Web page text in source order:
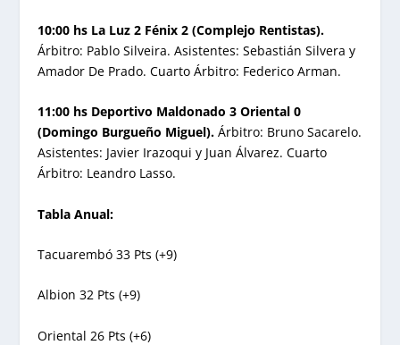
10:00 hs La Luz 2 Fénix 2 (Complejo Rentistas).
Árbitro: Pablo Silveira. Asistentes: Sebastián Silvera y
Amador De Prado. Cuarto Árbitro: Federico Arman.
11:00 hs Deportivo Maldonado 3 Oriental 0
(Domingo Burgueño Miguel). Árbitro: Bruno Sacarelo.
Asistentes: Javier Irazoqui y Juan Álvarez. Cuarto
Árbitro: Leandro Lasso.
Tabla Anual:
Tacuarembó 33 Pts (+9)
Albion 32 Pts (+9)
Oriental 26 Pts (+6)